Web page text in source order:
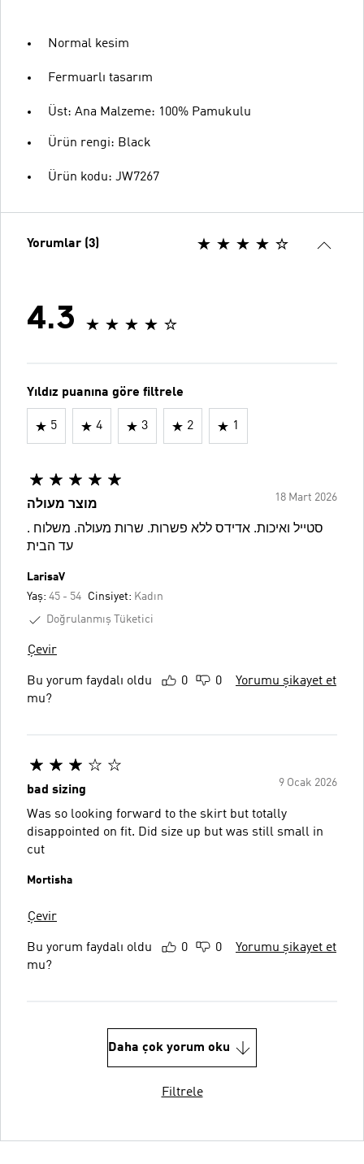
Normal kesim
Fermuarlı tasarım
Üst: Ana Malzeme: 100% Pamukulu
Ürün rengi: Black
Ürün kodu: JW7267
Yorumlar (3)
4.3
Yıldız puanına göre filtrele
5 4 3 2 1
18 Mart 2026
מוצר מעולה
. סטייל ואיכות. אדידס ללא פשרות. שרות מעולה. משלוח
עד הבית
LarisaV
Yaş: 45 - 54 Cinsiyet: Kadın
Doğrulanmış Tüketici
Çevir
Bu yorum faydalı oldu
mu?
0 0 Yorumu şikayet et
9 Ocak 2026
bad sizing
Was so looking forward to the skirt but totally
disappointed on fit. Did size up but was still small in
cut
Mortisha
Çevir
Bu yorum faydalı oldu
mu?
0 0 Yorumu şikayet et
Daha çok yorum oku
Filtrele